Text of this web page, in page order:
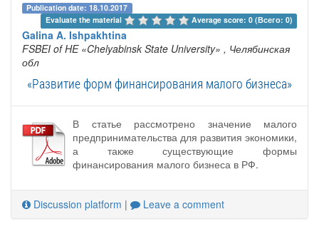
Publication date: 18.10.2017
Evaluate the material
Average score: 0 (Всего: 0)
Galina A. Ishpakhtina
FSBEI of HE «Chelyabinsk State University» , Челябинская
обл
«Развитие форм финансирования малого бизнеса»
В статье рассмотрено значение малого
предпринимательства для развития экономики,
а также существующие формы
финансирования малого бизнеса в РФ.
Discussion platform | Leave a comment